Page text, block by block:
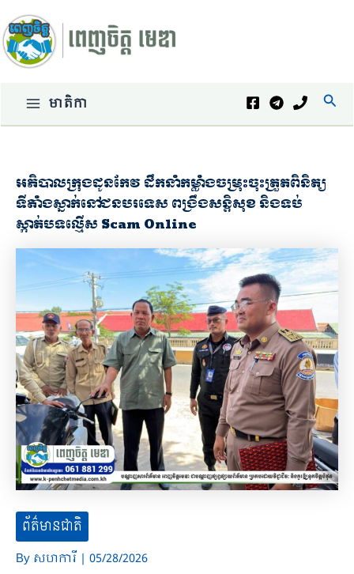
to
content
Mainមាតិកា
អភិបាលក្រុងដូនកែវ ដឹកនាំកម្លាំងចម្រុះចុះត្រួតពិនិត្យ
ទីតាំងស្នាក់នៅជនបរទេស ពង្រឹងសន្តិសុខ និងទប់
ស្កាត់បទល្មើស Scam Online
ព័ត៌មានជាតិ
By សហការី | 05/28/2026